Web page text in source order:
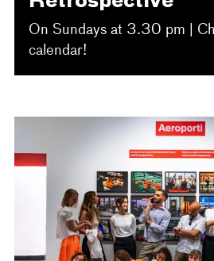
On Sundays at 3.30 pm |
calendar!